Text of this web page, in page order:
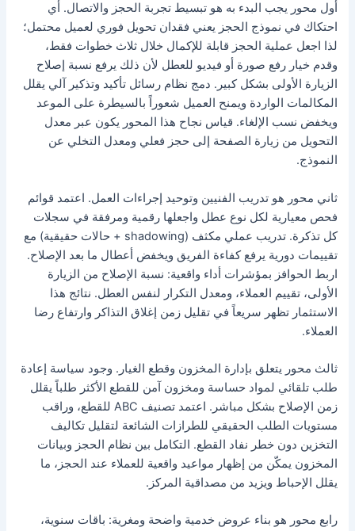
أول محور يجب البدء به هو تبسيط تجربة الحجز والاتصال. أي
احتكاك في نموذج الحجز يعني فقدان تحويل فوري لعميل محتمل؛
لذا اجعل عملية الحجز قابلة للإكمال خلال ثلاث خطوات فقط،
وقدم خيار رفع صورة أو فيديو للعطل لأن ذلك يرفع نسبة إصلاح
الزيارة الأولى بشكل كبير. دمج نظام رسائل تأكيد وتذكير آلي يقلل
المكالمات الواردة ويمنح العميل شعوراً بالسيطرة على الموعد
ويخفض نسب الإلغاء. قياس نجاح هذا المحور يكون عبر معدل
التحويل من زيارة الصفحة إلى حجز فعلي ومعدل التخلي عن
النموذج.
ثاني محور هو تدريب الفنيين وتوحيد إجراءات العمل. اعتمد قوائم
فحص معيارية لكل نوع عطل واجعلها رقمية ومرفقة في سجلات
كل تذكرة. تدريب عملي مكثف (shadowing + حالات حقيقية) مع
تقييمات دورية يرفع كفاءة الفريق ويخفض أعطال ما بعد الإصلاح.
اربط الحوافز بمؤشرات أداء واقعية: نسبة الإصلاح من الزيارة
الأولى، تقييم العملاء، ومعدل التكرار لنفس العطل. نتائج هذا
الاستثمار تظهر سريعاً في تقليل زمن إغلاق التذاكر وارتفاع رضا
العملاء.
ثالث محور يتعلق بإدارة المخزون وقطع الغيار. وجود سياسة إعادة
طلب تلقائي لمواد حساسة ومخزون آمن للقطع الأكثر طلباً يقلل
زمن الإصلاح بشكل مباشر. اعتمد تصنيف ABC للقطع، وراقب
مستويات الطلب الحقيقي للطرازات الشائعة لتقليل تكاليف
التخزين دون خطر نفاد القطع. التكامل بين نظام الحجز وبيانات
المخزون يمكّن من إظهار مواعيد واقعية للعملاء عند الحجز، ما
يقلل الإحباط ويزيد من مصداقية المركز.
رابع محور هو بناء عروض خدمية واضحة ومغرية: باقات سنوية،